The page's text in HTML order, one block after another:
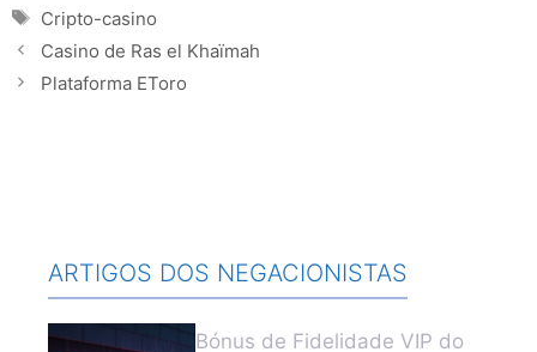
Tags
Cripto-casino
Casino de Ras el Khaïmah
Plataforma EToro
ARTIGOS DOS NEGACIONISTAS
Bónus de Fidelidade VIP do